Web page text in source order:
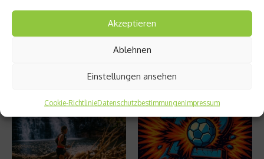
Akzeptieren
Ablehnen
Einstellungen ansehen
Cookie-RichtlinieDatenschutzbestimmungenImpressum
Ähnliche Beiträge